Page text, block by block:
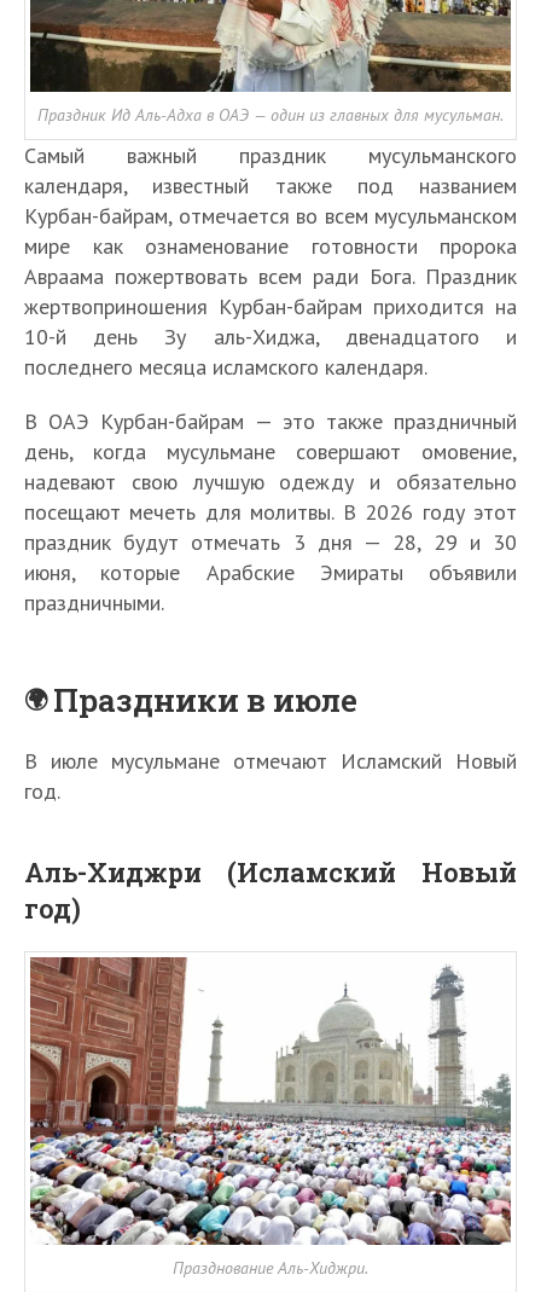
Праздник Ид Аль-Адха в ОАЭ — один из главных для мусульман.
Самый важный праздник мусульманского
календаря, известный также под названием
Курбан-байрам, отмечается во всем мусульманском
мире как ознаменование готовности пророка
Авраама пожертвовать всем ради Бога. Праздник
жертвоприношения Курбан-байрам приходится на
10-й день Зу аль-Хиджа, двенадцатого и
последнего месяца исламского календаря.
В ОАЭ Курбан-байрам — это также праздничный
день, когда мусульмане совершают омовение,
надевают свою лучшую одежду и обязательно
посещают мечеть для молитвы. В 2026 году этот
праздник будут отмечать 3 дня — 28, 29 и 30
июня, которые Арабские Эмираты объявили
праздничными.
Праздники в июле
В июле мусульмане отмечают Исламский Новый
год.
Аль-Хиджри (Исламский Новый
год)
Празднование Аль-Хиджри.